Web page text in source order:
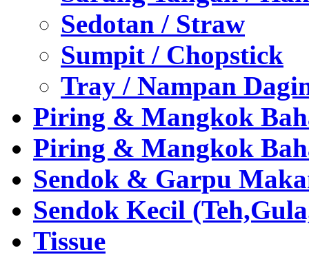
Sedotan / Straw
Sumpit / Chopstick
Tray / Nampan
Piring & Mangkok
Piring & Mangkok
Sendok & Garpu
Sendok Kecil
Tissue